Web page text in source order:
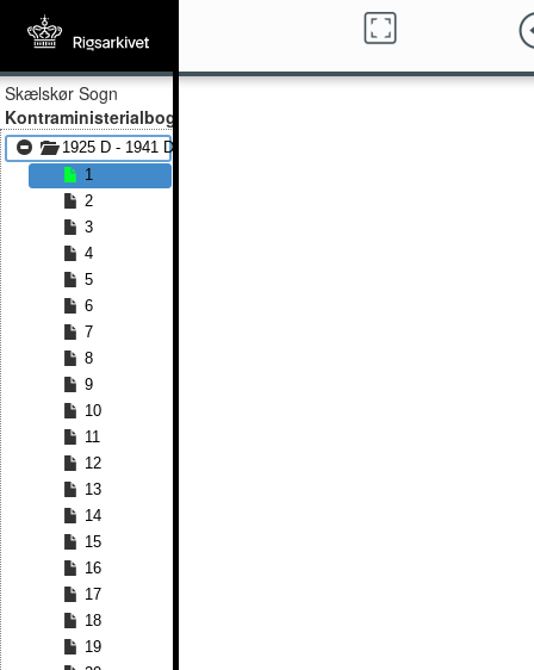
Skælskør Sogn
Kontraministerialbog
1925 D - 1941 D
1
2
3
4
5
6
7
8
9
10
11
12
13
14
15
16
17
18
19